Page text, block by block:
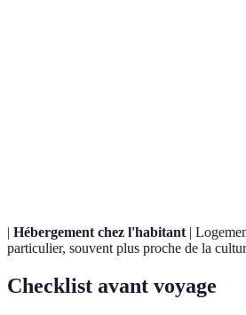
| Hébergement chez l'habitant |
particulier, souvent plus proche de la
Checklist avant voyage